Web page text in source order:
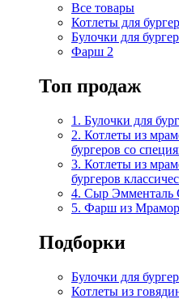
Все товары
Котлеты для
Булочки для
Фарш 2
Топ продаж
1. Булочки для
2. Котлеты из
бургеров со
3. Котлеты из
бургеров
4. Сыр Эмменталь
5. Фарш из
Подборки
Булочки для
Котлеты из